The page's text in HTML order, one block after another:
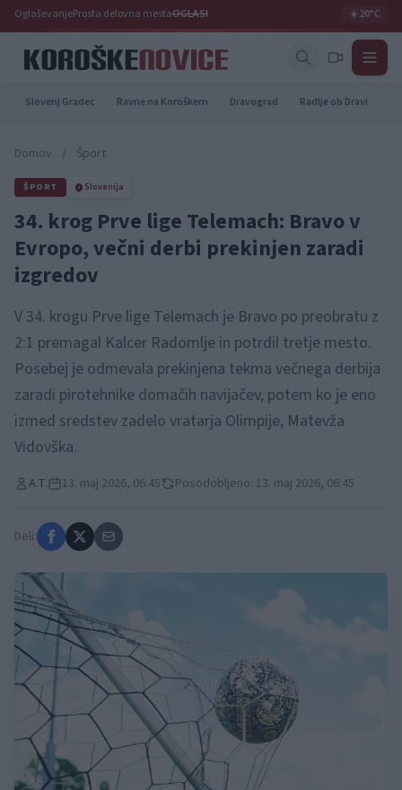
OglaševanjeProsta delovna mestaOGLASI ☀️20°C
Slovenj Gradec Ravne na Koroškem Dravograd Radlje ob Dravi
Domov / Šport
ŠPORT Slovenija
34. krog Prve lige Telemach: Bravo v
Evropo, večni derbi prekinjen zaradi
izgredov
V 34. krogu Prve lige Telemach je Bravo po preobratu z
2:1 premagal Kalcer Radomlje in potrdil tretje mesto.
Posebej je odmevala prekinjena tekma večnega derbija
zaradi pirotehnike domačih navijačev, potem ko je eno
izmed sredstev zadelo vratarja Olimpije, Matevža
Vidovška.
A.T. 13. maj 2026, 06:45 Posodobljeno: 13. maj 2026, 06:45
Deli: